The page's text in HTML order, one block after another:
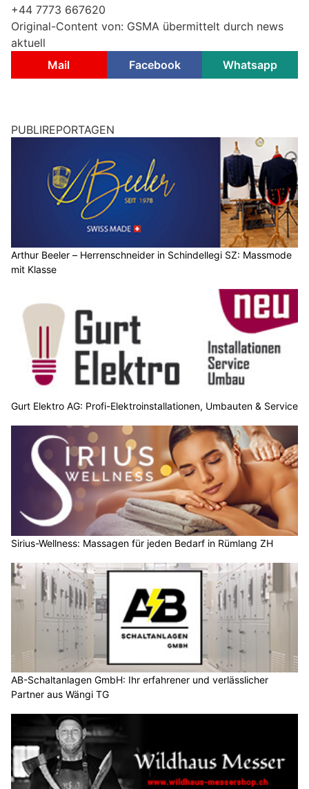
+44 7773 667620
Original-Content von: GSMA übermittelt durch news
aktuell
Mail
Facebook Whatsapp
PUBLIREPORTAGEN
Arthur Beeler – Herrenschneider in Schindellegi SZ: Massmode
mit Klasse
Gurt Elektro AG: Profi-Elektroinstallationen, Umbauten & Service
Sirius-Wellness: Massagen für jeden Bedarf in Rümlang ZH
AB-Schaltanlagen GmbH: Ihr erfahrener und verlässlicher
Partner aus Wängi TG